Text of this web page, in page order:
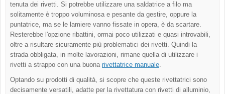
tenuta dei rivetti. Si potrebbe utilizzare una saldatrice a filo ma
solitamente è troppo voluminosa e pesante da gestire, oppure la
puntatrice, ma se le lamiere vanno fissate in opera, è da scartare.
Resterebbe l'opzione ribattini, ormai poco utilizzati e quasi introvabili,
oltre a risultare sicuramente più problematici dei rivetti. Quindi la
strada obbligata, in molte lavorazioni, rimane quella di utilizzare i
rivetti a strappo con una buona rivettatrice manuale.
Optando su prodotti di qualità, si scopre che queste rivettatrici sono
decisamente versatili, adatte per la rivettatura con rivetti di alluminio,